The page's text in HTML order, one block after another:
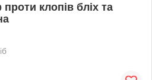
клопів бліх та